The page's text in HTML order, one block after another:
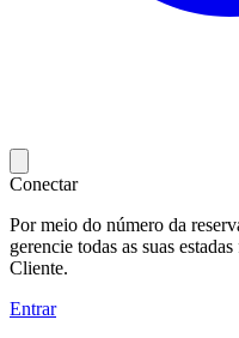
Conectar
Por meio do número da
gerencie todas as suas
Cliente.
Entrar